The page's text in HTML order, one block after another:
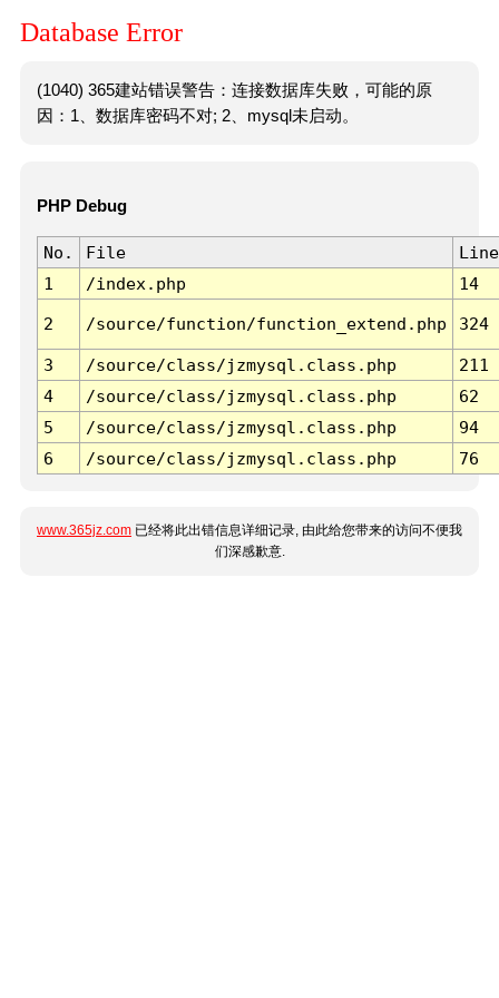
Database Error
(1040) 365建站错误警告：连接数据库失败，可能的原
因：1、数据库密码不对; 2、mysql未启动。
PHP Debug
No. File
Line
1
/index.php 14
2 /source/function/function_extend.php 324
3 /source/class/jzmysql.class.php
211
4
/source/class/jzmysql.class.php
62
5
/source/class/jzmysql.class.php
94
6
/source/class/jzmysql.class.php 76
www.365jz.com 已经将此出错信息详细记录, 由此给您带来的访问不便我
们深感歉意.